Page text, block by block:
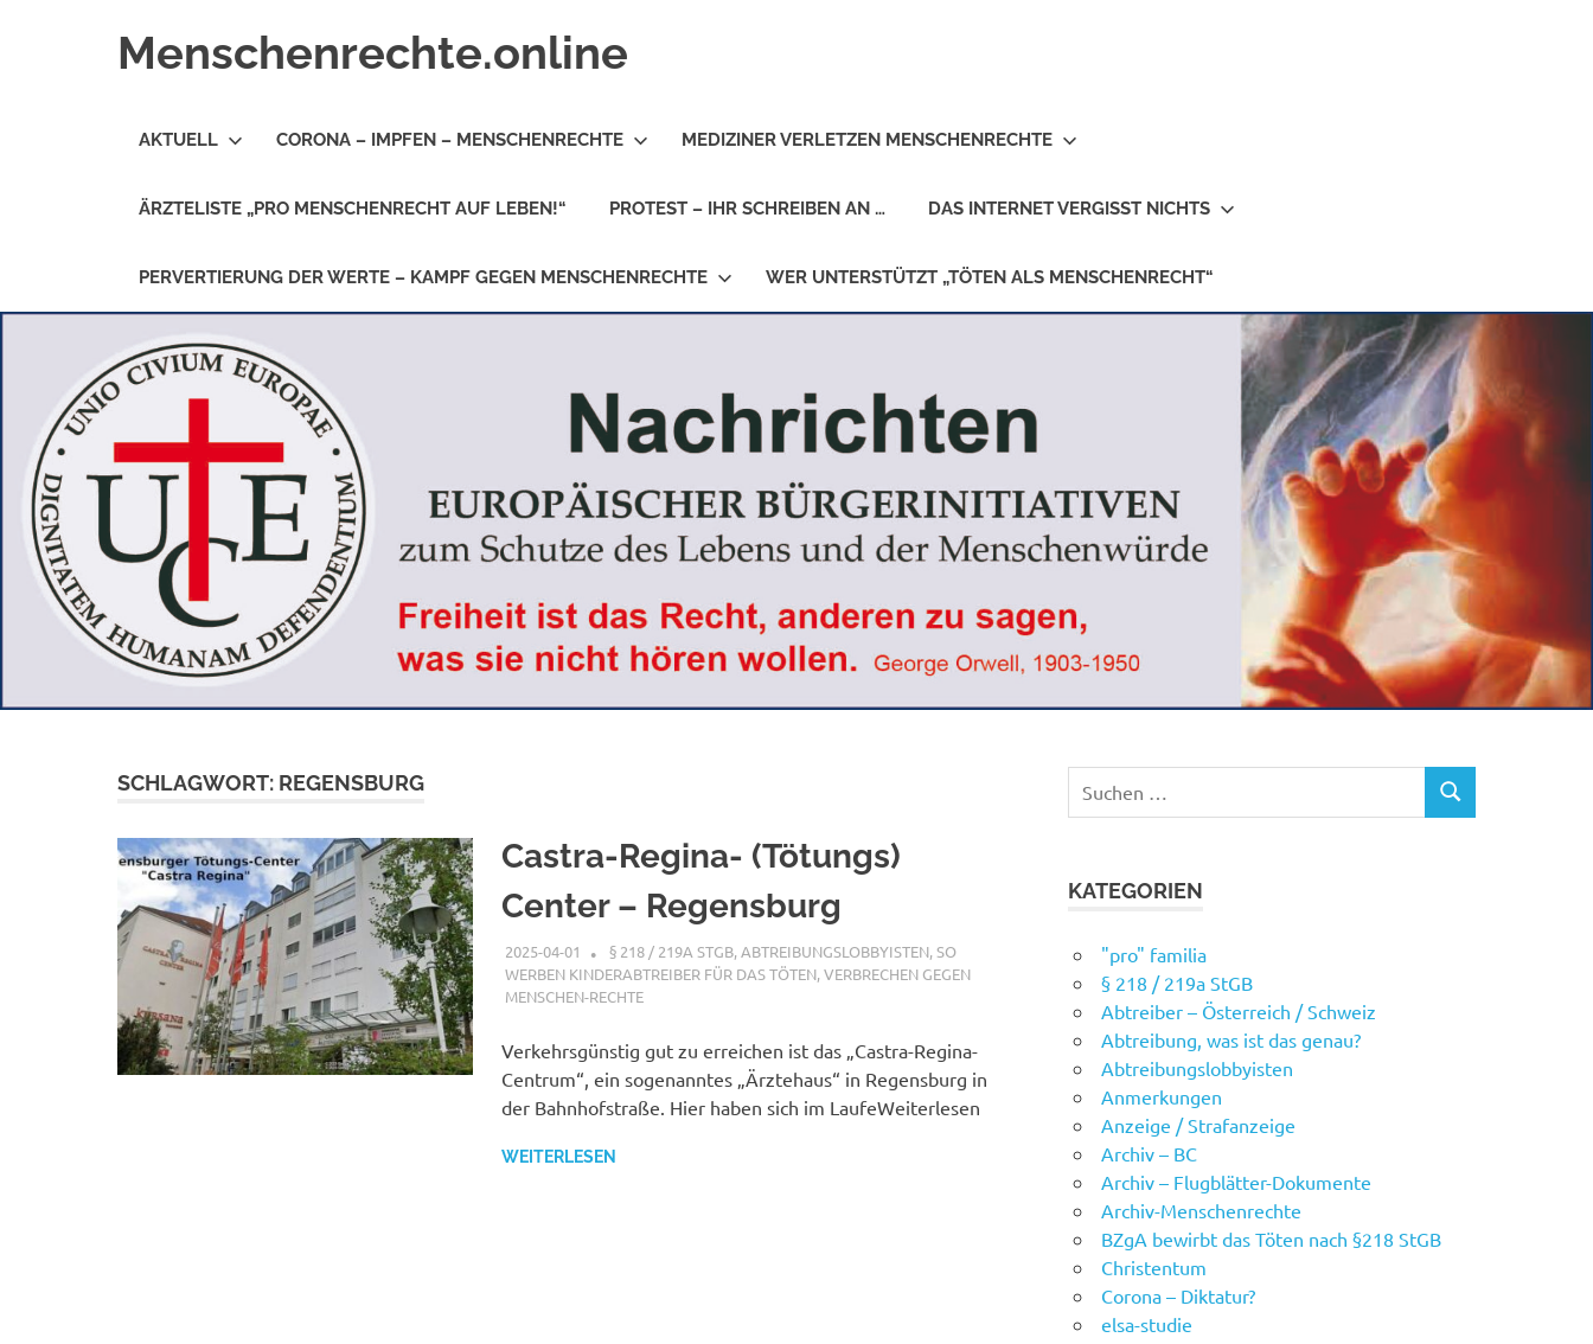
Menschenrechte.online
alle
Geborene
AKTUELL CORONA – IMPFEN – MENSCHENRECHTE MEDIZINER VERLETZEN MENSCHENRECHTE
ÄRZTELISTE „PRO MENSCHENRECHT AUF LEBEN!“ PROTEST – IHR SCHREIBEN AN … DAS INTERNET VERGISST NICHTS
PERVERTIERUNG DER WERTE – KAMPF GEGEN MENSCHENRECHTE WER UNTERSTÜTZT „TÖTEN ALS MENSCHENRECHT“
SCHLAGWORT: REGENSBURG
Castra-Regina- (Tötungs)
Center – Regensburg
2025-04-01 XX
§ 218 / 219A STGB,ABTREIBUNGSLOBBYISTEN,SO
WERBEN KINDERABTREIBER FÜR DAS TÖTEN,VERBRECHEN GEGEN
MENSCHEN-RECHTE
Verkehrsgünstig gut zu erreichen ist das „Castra-Regina-
Centrum“, ein sogenanntes „Ärztehaus“ in Regensburg in
der Bahnhofstraße. Hier haben sich im LaufeWeiterlesen
WEITERLESEN
Suchen
SUCHEN
KATEGORIEN
"pro" familia
§ 218 / 219a StGB
Abtreiber – Österreich / Schweiz
Abtreibung, was ist das genau?
Abtreibungslobbyisten
Anmerkungen
Anzeige / Strafanzeige
Archiv – BC
Archiv – Flugblätter-Dokumente
Archiv-Menschenrechte
BZgA bewirbt das Töten nach §218 StGB
Christentum
Corona – Diktatur?
elsa-studie